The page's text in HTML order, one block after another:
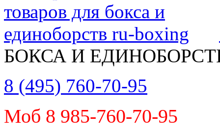
БОКСА И
8 (495) 760-70-95
Моб 8 985-760-70-95